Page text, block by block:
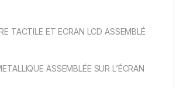
TACTILE ET ECRAN LCD ASSEMBLÉ
ASSEMBLÉE SUR L’ÉCRAN